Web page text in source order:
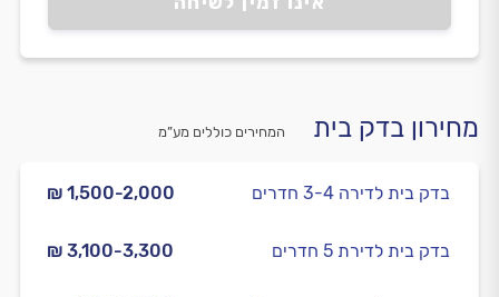
מחירון בדק בית המחירים כוללים מע”מ
₪ 1,500-2,000 בדק בית לדירה 3-4 חדרים
₪ 3,100-3,300 בדק בית לדירת 5 חדרים